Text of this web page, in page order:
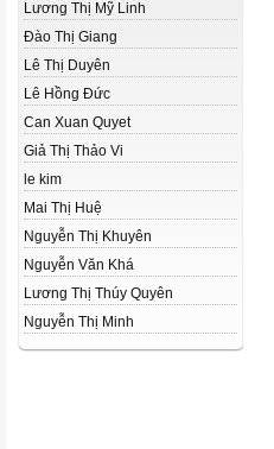
Lương Thị Mỹ Linh
Đào Thị Giang
Lê Thị Duyên
Lê Hồng Đức
Can Xuan Quyet
Giả Thị Thảo Vi
le kim
Mai Thị Huệ
Nguyễn Thị Khuyên
Nguyễn Văn Khá
Lương Thị Thúy Quyên
Nguyễn Thị Minh